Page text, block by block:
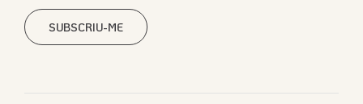
SUBSCRIU-ME